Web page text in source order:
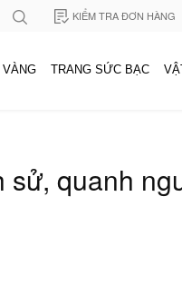
KIỂM TRA ĐƠN HÀNG
TRANG SỨC BẠC
sử, quanh